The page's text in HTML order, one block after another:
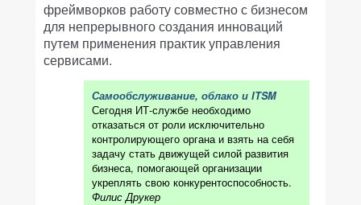
фреймворков работу совместно с бизнесом
для непрерывного создания инноваций
путем применения практик управления
сервисами.
Самообслуживание, облако и ITSM
Сегодня ИТ-службе необходимо
отказаться от роли исключительно
контролирующего органа и взять на себя
задачу стать движущей силой развития
бизнеса, помогающей организации
укреплять свою конкурентоспособность.
Филис Друкер